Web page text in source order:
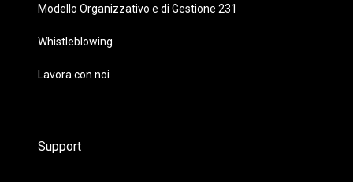
Modello Organizzativo e di Gestione 231
Whistleblowing
Lavora con noi
Support